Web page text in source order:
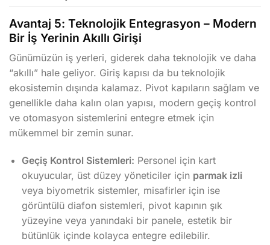
Avantaj 5: Teknolojik Entegrasyon – Modern
Bir İş Yerinin Akıllı Girişi
Günümüzün iş yerleri, giderek daha teknolojik ve daha
“akıllı” hale geliyor. Giriş kapısı da bu teknolojik
ekosistemin dışında kalamaz. Pivot kapıların sağlam ve
genellikle daha kalın olan yapısı, modern geçiş kontrol
ve otomasyon sistemlerini entegre etmek için
mükemmel bir zemin sunar.
Geçiş Kontrol Sistemleri: Personel için kart
okuyucular, üst düzey yöneticiler için parmak izli
veya biyometrik sistemler, misafirler için ise
görüntülü diafon sistemleri, pivot kapının şık
yüzeyine veya yanındaki bir panele, estetik bir
bütünlük içinde kolayca entegre edilebilir.